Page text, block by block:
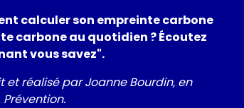
calculer son empreinte carbone
carbone au quotidien ? Écoutez
vous savez".
réalisé par Joanne Bourdin, en